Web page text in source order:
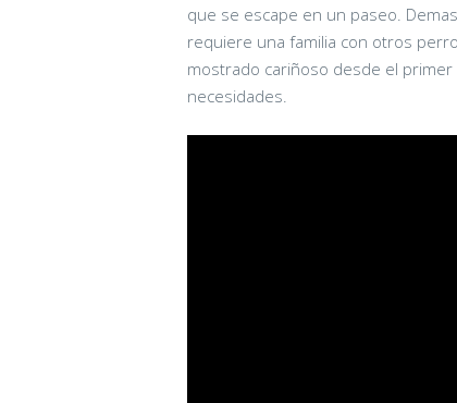
que se escape en un paseo.
requiere una familia con otros
mostrado cariñoso desde el
necesidades.